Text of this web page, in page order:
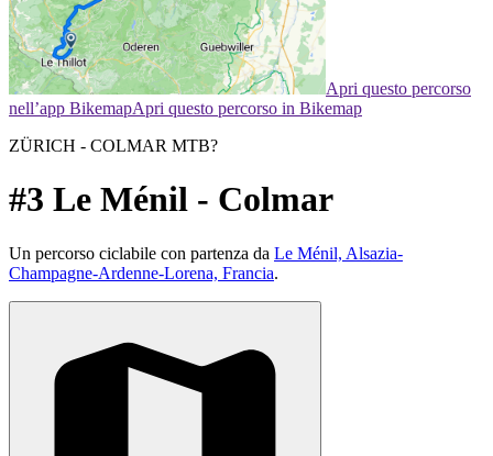
Apri questo percorso
nell’app BikemapApri questo percorso in Bikemap
ZÜRICH - COLMAR MTB?
#3 Le Ménil - Colmar
Un percorso ciclabile con partenza da Le Ménil, Alsazia-
Champagne-Ardenne-Lorena, Francia.